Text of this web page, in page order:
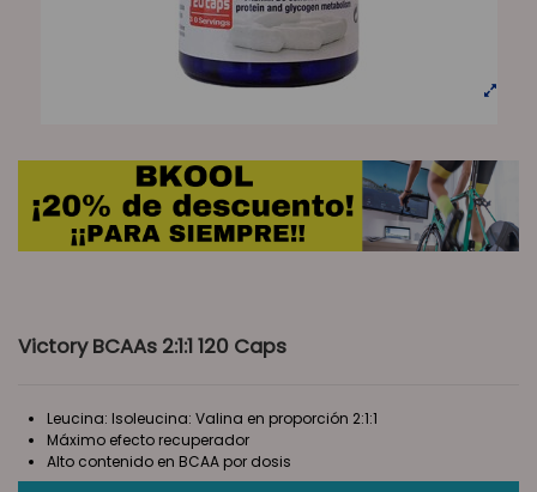
Victory BCAAs 2:1:1 120 Caps
Leucina: Isoleucina: Valina en proporción 2:1:1
Máximo efecto recuperador
Alto contenido en BCAA por dosis